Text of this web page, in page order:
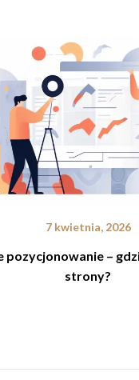
7 kwietnia, 2026
pozycjonowanie –
strony?